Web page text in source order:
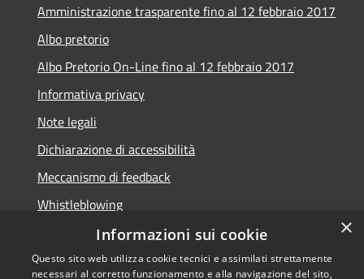
Amministrazione trasparente fino al 12 febbraio 2017
Albo pretorio
Albo Pretorio On-Line fino al 12 febbraio 2017
Informativa privacy
Note legali
Dichiarazione di accessibilità
Meccanismo di feedback
Whistleblowing
×
Informazioni sui cookie
Questo sito web utilizza cookie tecnici e assimilati strettamente
necessari al corretto funzionamento e alla navigazione del sito,